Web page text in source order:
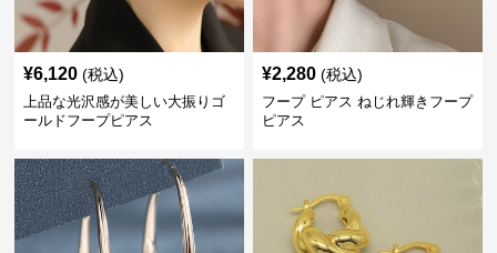
¥6,120 (税込)
上品な光沢感が美しい大振りゴ
ールドフープピアス
¥2,280 (税込)
フープ ピアス ねじれ輝きフープ
ピアス